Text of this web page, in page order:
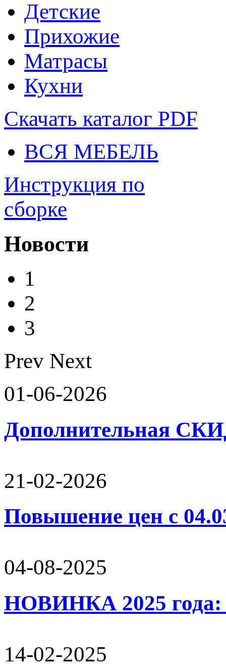
Детские
Прихожие
Матрасы
Кухни
Скачать каталог PDF
ВСЯ МЕБЕЛЬ
Инструкция по
сборке
Новости
1
2
3
Prev Next
01-06-2026
Дополнительная
21-02-2026
Повышение цен с
04-08-2025
НОВИНКА 2025
14-02-2025